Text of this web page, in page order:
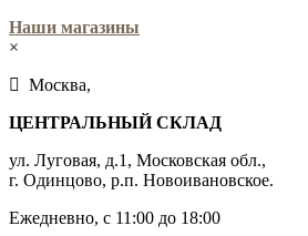
Наши магазины
×
Москва,
ЦЕНТРАЛЬНЫЙ СКЛАД
ул. Луговая, д.1, Московская обл.,
г. Одинцово, р.п. Новоивановское.
Ежедневно, с 11:00 до 18:00